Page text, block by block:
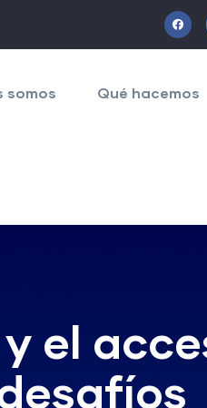
somos Qué hacemos
el